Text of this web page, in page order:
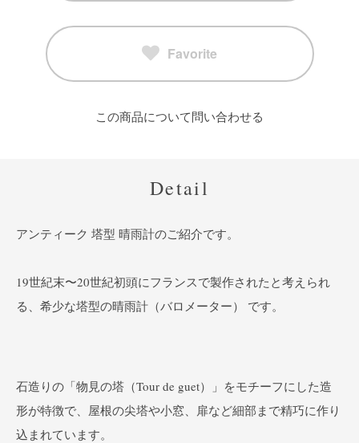
Favorite
この商品について問い合わせる
Detail
アンティーク 塔型 晴雨計のご紹介です。
19世紀末〜20世紀初頭にフランスで製作されたと考えられ
る、希少な塔型の晴雨計（バロメーター） です。
石造りの「物見の塔（Tour de guet）」をモチーフにした造
形が特徴で、屋根の尖塔や小窓、扉など細部まで精巧に作り
込まれています。